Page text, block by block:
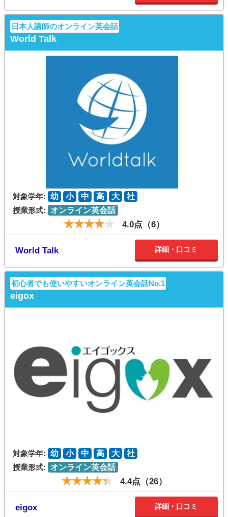
日本人講師のオンライン英会話
World Talk
対象学年: 幼 小 中 高 大
社
授業形式:
オンライン英会話
4.0点（6）
World Talk 詳細・口コミ
初心者でも使いやすいオンライン英会話No.1
eigox
対象学年: 幼 小 中 高 大
社
授業形式:
オンライン英会話
4.4点（26）
eigox 詳細・口コミ